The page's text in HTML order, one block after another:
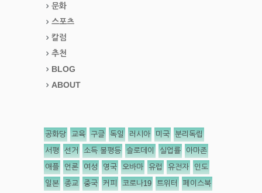
문화
스포츠
칼럼
추천
BLOG
ABOUT
공화당 교육 구글 독일 러시아 미국 분리독립
서평 선거 소득 불평등 슬로데이 실업률 아마존
애플 언론 여성 영국 오바마 유럽 유전자 인도
일본 종교 중국 커피 코로나19 트위터 페이스북